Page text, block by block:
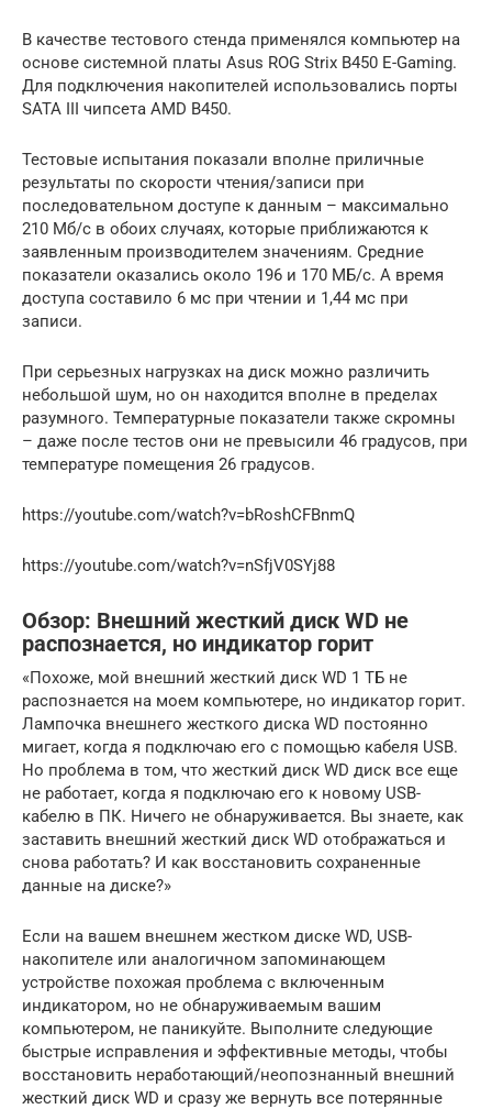
В качестве тестового стенда применялся компьютер на
основе системной платы Asus ROG Strix B450 E-Gaming.
Для подключения накопителей использовались порты
SATA III чипсета AMD B450.
Тестовые испытания показали вполне приличные
результаты по скорости чтения/записи при
последовательном доступе к данным – максимально
210 Мб/с в обоих случаях, которые приближаются к
заявленным производителем значениям. Средние
показатели оказались около 196 и 170 МБ/с. А время
доступа составило 6 мс при чтении и 1,44 мс при
записи.
При серьезных нагрузках на диск можно различить
небольшой шум, но он находится вполне в пределах
разумного. Температурные показатели также скромны
– даже после тестов они не превысили 46 градусов, при
температуре помещения 26 градусов.
https://youtube.com/watch?v=bRoshCFBnmQ
https://youtube.com/watch?v=nSfjV0SYj88
Обзор: Внешний жесткий диск WD не
распознается, но индикатор горит
«Похоже, мой внешний жесткий диск WD 1 ТБ не
распознается на моем компьютере, но индикатор горит.
Лампочка внешнего жесткого диска WD постоянно
мигает, когда я подключаю его с помощью кабеля USB.
Но проблема в том, что жесткий диск WD диск все еще
не работает, когда я подключаю его к новому USB-
кабелю в ПК. Ничего не обнаруживается. Вы знаете, как
заставить внешний жесткий диск WD отображаться и
снова работать? И как восстановить сохраненные
данные на диске?»
Если на вашем внешнем жестком диске WD, USB-
накопителе или аналогичном запоминающем
устройстве похожая проблема с включенным
индикатором, но не обнаруживаемым вашим
компьютером, не паникуйте. Выполните следующие
быстрые исправления и эффективные методы, чтобы
восстановить неработающий/неопознанный внешний
жесткий диск WD и сразу же вернуть все потерянные